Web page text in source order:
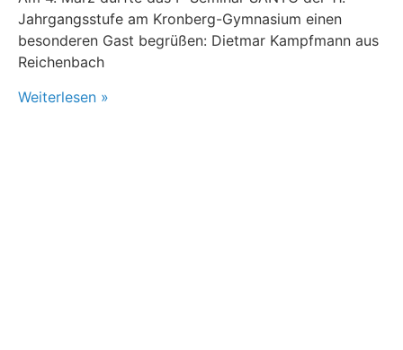
Jahrgangsstufe am Kronberg-Gymnasium einen
besonderen Gast begrüßen: Dietmar Kampfmann aus
Reichenbach
Weiterlesen »